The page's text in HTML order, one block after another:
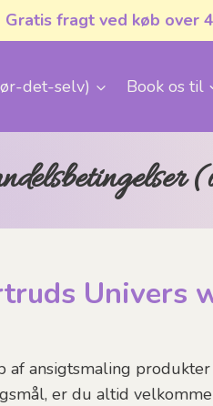
Gratis fragt ved køb over
det-selv) Book os til
Univers
ansigtsmaling
er du altid